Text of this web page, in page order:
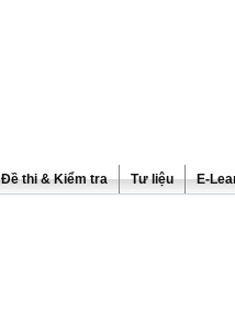
Đề thi & Kiểm tra Tư liệu E-